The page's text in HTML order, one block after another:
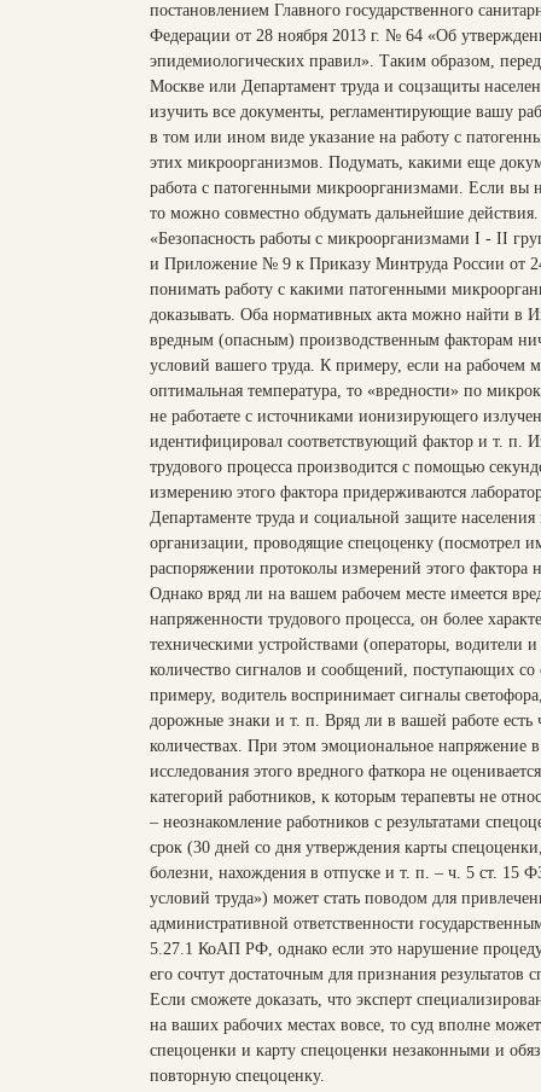
постановлением Главного государственного
Федерации от 28 ноября 2013 г. № 64 «Об
эпидемиологических правил». Таким образом,
Москве или Департамент труда и соцзащиты
изучить все документы, регламентирующие вашу
в том или ином виде указание на работу с
этих микроорганизмов. Подумать, какими еще
работа с патогенными микроорганизмами. Если вы
то можно совместно обдумать дальнейшие
«Безопасность работы с микроорганизмами I - II
и Приложение № 9 к Приказу Минтруда России от
понимать работу с какими патогенными
доказывать. Оба нормативных акта можно найти в
вредным (опасным) производственным факторам
условий вашего труда. К примеру, если на рабочем
оптимальная температура, то «вредности» по
не работаете с источниками ионизирующего
идентифицировал соответствующий фактор и т. п.
трудового процесса производится с помощью
измерению этого фактора придерживаются
Департаменте труда и социальной защите
организации, проводящие спецоценку (посмотрел
распоряжении протоколы измерений этого фактора
Однако вряд ли на вашем рабочем месте имеется
напряженности трудового процесса, он более
техническими устройствами (операторы, водители
количество сигналов и сообщений, поступающих со
примеру, водитель воспринимает сигналы
дорожные знаки и т. п. Вряд ли в вашей работе есть
количествах. При этом эмоциональное напряжение
исследования этого вредного фаткора не
категорий работников, к которым терапевты не
– неознакомление работников с результатами
срок (30 дней со дня утверждения карты
болезни, нахождения в отпуске и т. п. – ч. 5 ст. 15
условий труда») может стать поводом для
административной ответственности
5.27.1 КоАП РФ, однако если это нарушение
его сочтут достаточным для признания результатов
Если сможете доказать, что эксперт
на ваших рабочих местах вовсе, то суд вполне может
спецоценки и карту спецоценки незаконными и
повторную спецоценку.